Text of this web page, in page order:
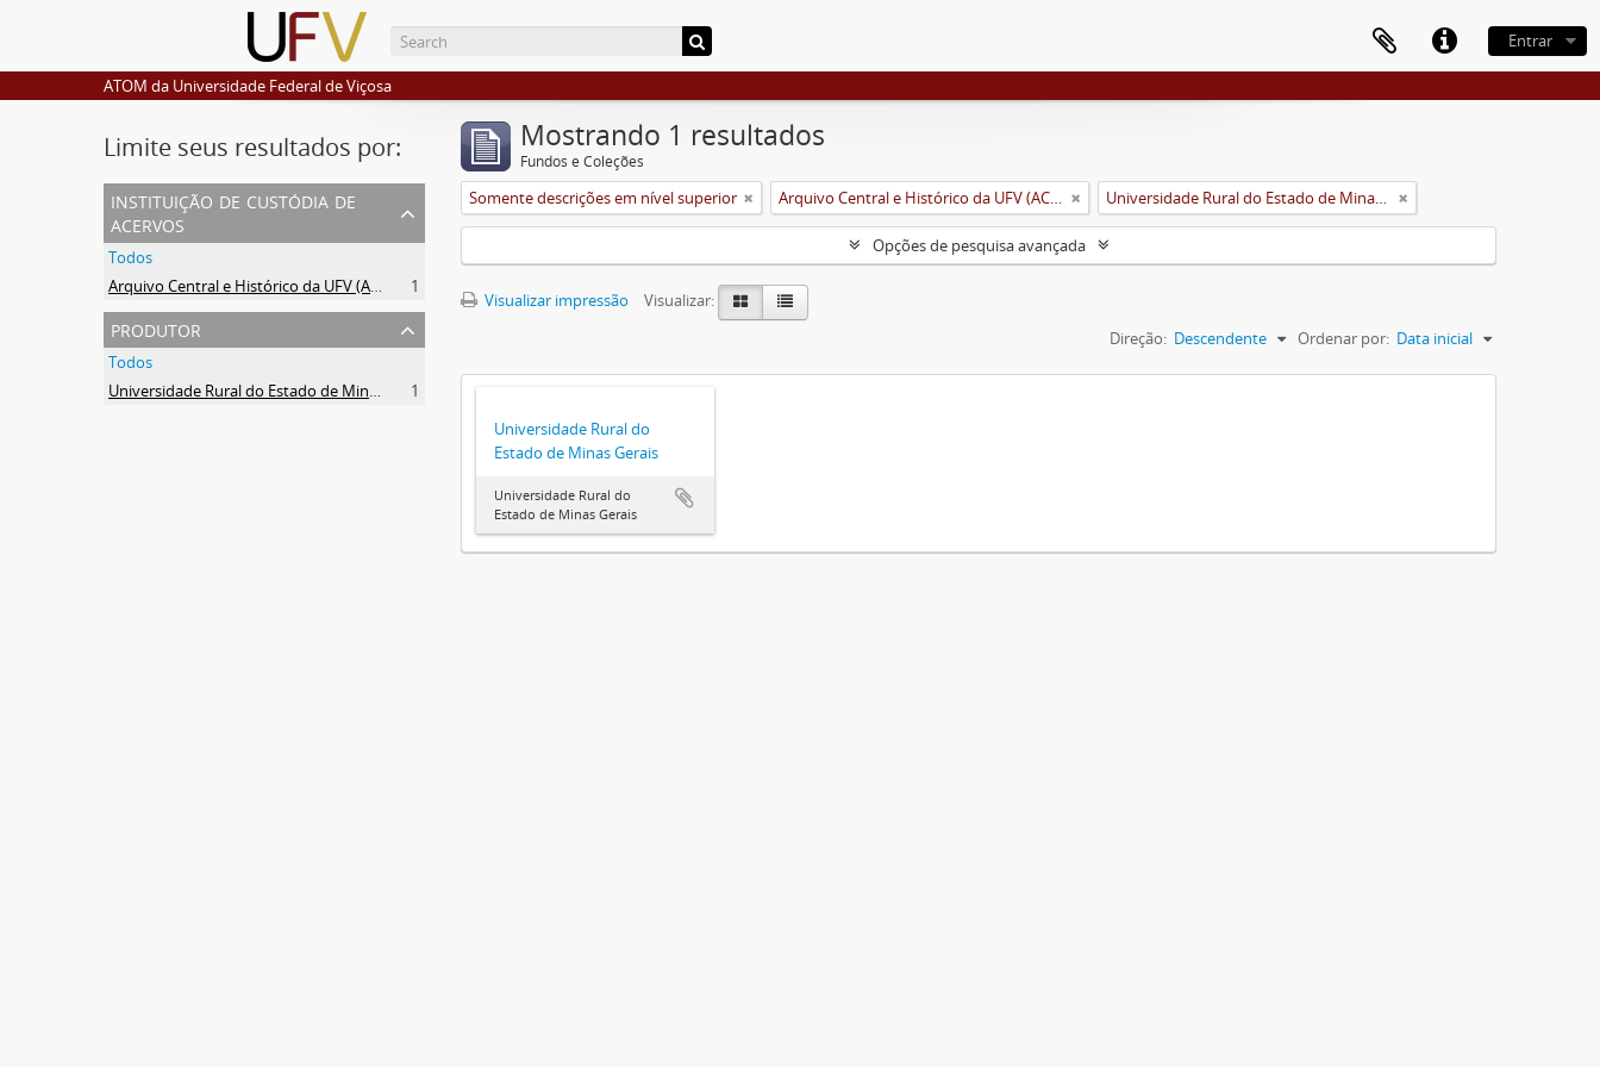
Entrar
ATOM da Universidade Federal de Viçosa
Limite seus resultados por:
instituição de custódia de
acervos
Todos
Arquivo Central e Histórico da UFV (ACH-UFV)
1
produtor
Todos
Universidade Rural do Estado de Minas Gerais (Uremg)
1
Mostrando 1 resultados
Fundos e Coleções
Somente descrições em nível superior Arquivo Central e Histórico da UFV (ACH-UFV) Universidade Rural do Estado de Minas Gerais (Uremg)
Opções de pesquisa avançada
Visualizar impressão
Visualizar:
Ordenar por: Data inicial
Direção: Descendente
Universidade Rural do
Estado de Minas Gerais
Universidade Rural do
Estado de Minas Gerais